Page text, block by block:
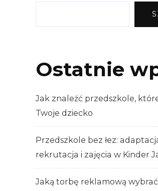
Ostatnie
Jak znaleźć przedszkole,
Twoje dziecko
Przedszkole bez łez:
rekrutacja i zajęcia w Kinder
Jaką torbę reklamową